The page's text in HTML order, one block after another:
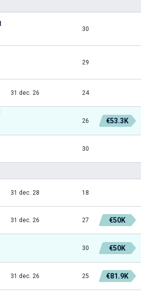
30
29
31 dec. 26 24
26 €53.3K
30
31 dec. 28 18
31 dec. 26 27 €50K
30 €50K
31 dec. 26 25 €81.9K